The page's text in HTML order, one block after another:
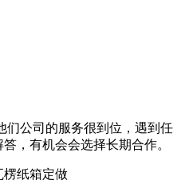
们公司的服务很到位，遇到任
，有机会会选择长期合作。